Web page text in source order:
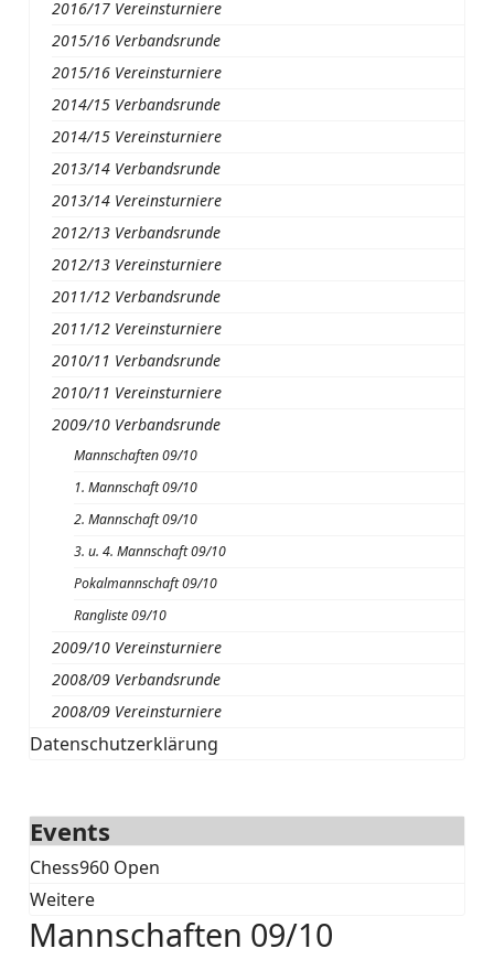
2016/17 Vereinsturniere
2015/16 Verbandsrunde
2015/16 Vereinsturniere
2014/15 Verbandsrunde
2014/15 Vereinsturniere
2013/14 Verbandsrunde
2013/14 Vereinsturniere
2012/13 Verbandsrunde
2012/13 Vereinsturniere
2011/12 Verbandsrunde
2011/12 Vereinsturniere
2010/11 Verbandsrunde
2010/11 Vereinsturniere
2009/10 Verbandsrunde
Mannschaften 09/10
1. Mannschaft 09/10
2. Mannschaft 09/10
3. u. 4. Mannschaft 09/10
Pokalmannschaft 09/10
Rangliste 09/10
2009/10 Vereinsturniere
2008/09 Verbandsrunde
2008/09 Vereinsturniere
Datenschutzerklärung
Events
Chess960 Open
Weitere
Mannschaften 09/10